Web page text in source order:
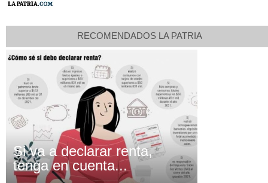
RECOMENDADOS LA PATRIA
Si va a declarar renta,
tenga en cuenta...